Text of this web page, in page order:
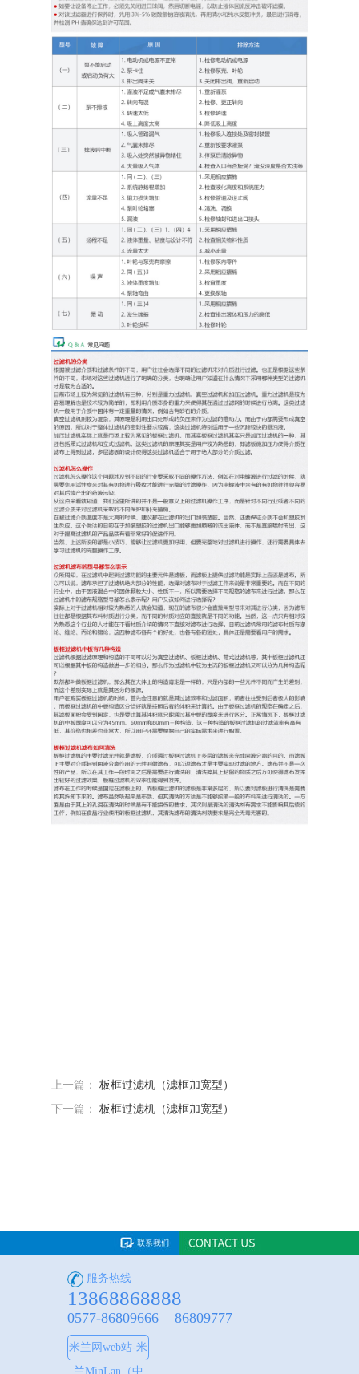
上一篇： 板框过滤机（滤框加宽型）
下一篇： 板框过滤机（滤框加宽型）
服务热线
13868868888
0577-86809666 86809777
米兰网web站-米
兰MinLan（中